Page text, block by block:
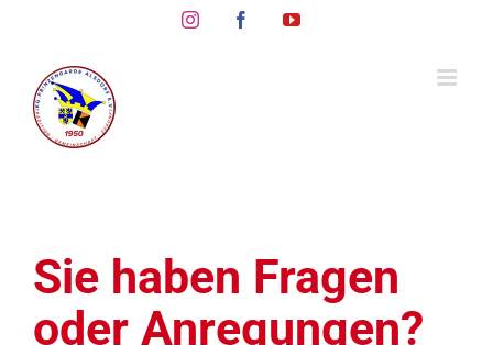
InstagramFacebookYouTube
Sie haben Fragen
oder Anregungen?